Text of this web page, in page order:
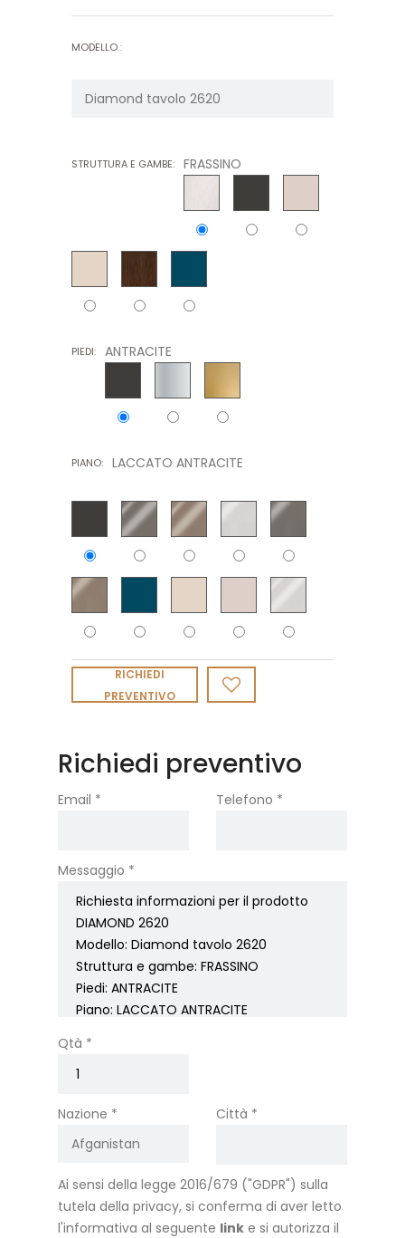
MODELLO :
STRUTTURA E GAMBE: FRASSINO
PIEDI: ANTRACITE
PIANO: LACCATO ANTRACITE
RICHIEDI
PREVENTIVO
Richiedi preventivo
Email * Telefono *
Messaggio *
Qtà *
Nazione * Città *
Ai sensi della legge 2016/679 ("GDPR") sulla
tutela della privacy, si conferma di aver letto
l'informativa al seguente link e si autorizza il